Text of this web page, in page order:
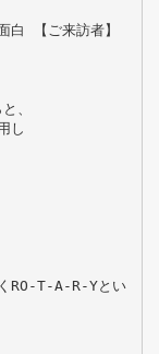
白 【ご来訪者】
、
し
RO-T-A-R-Yとい